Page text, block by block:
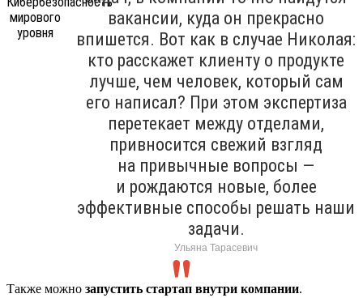
вакансии, куда он прекрасно
впишется. Вот как в случае Николая:
кто расскажет клиенту о продукте
лучше, чем человек, который сам
его написал? При этом экспертиза
перетекает между отделами,
привносится свежий взгляд
на привычные вопросы —
и рождаются новые, более
эффективные способы решать наши
задачи.
Ульяна Тарасевич
Также можно запустить стартап внутри компании.